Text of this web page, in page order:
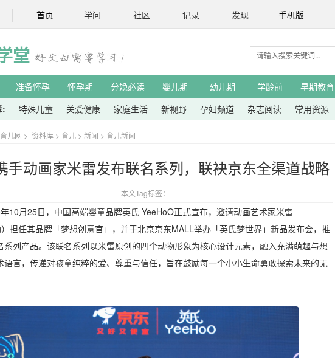
首页 学问 社区 记录 发现 手机版
堂
准备怀孕 怀孕期 分娩必读 婴儿期 幼儿期 学龄前 早期教育
:
特殊儿童 关爱健康 家庭生活 新视野 孕妇频道 杂志阅读 常用资源
育儿网 > 资料库 > 育儿 > 新闻 > 育儿新闻
手动画家米雷发布联名系列，联袂京东全渠道战略
本文Tag标签：
10月25日，中国高端婴童品牌英氏 YeeHoO正式宣布，邀请动画艺术家米雷
）担任其品牌「梦想创意官」，并于北京京东MALL举办「英氏梦世界」新品发布会，推
系列产品。该联名系列以米雷原创的四个动物形象为核心设计元素，融入充满萌趣与想
语言，传递对孩童纯粹的爱、尊重与信任，旨在鼓励每一个小小生命勇敢探索未来的无